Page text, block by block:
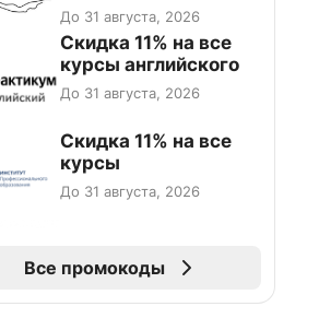
До 31 августа, 2026
Скидка 11% на все
курсы английского
До 31 августа, 2026
Скидка 11% на все
курсы
До 31 августа, 2026
Все промокоды